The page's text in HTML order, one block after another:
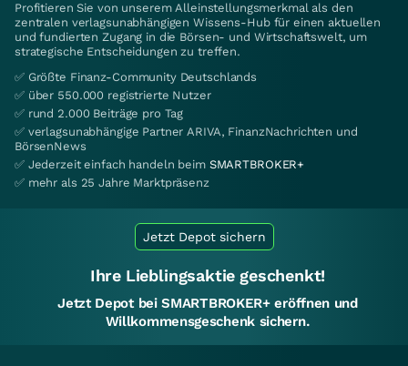
Profitieren Sie von unserem Alleinstellungsmerkmal als den
zentralen verlagsunabhängigen Wissens-Hub für einen aktuellen
und fundierten Zugang in die Börsen- und Wirtschaftswelt, um
strategische Entscheidungen zu treffen.
✅ Größte Finanz-Community Deutschlands
✅ über 550.000 registrierte Nutzer
✅ rund 2.000 Beiträge pro Tag
✅ verlagsunabhängige Partner ARIVA, FinanzNachrichten und
BörsenNews
✅ Jederzeit einfach handeln beim SMARTBROKER+
✅ mehr als 25 Jahre Marktpräsenz
Jetzt Depot sichern
Ihre Lieblingsaktie geschenkt!
Jetzt Depot bei SMARTBROKER+ eröffnen und
Willkommensgeschenk sichern.